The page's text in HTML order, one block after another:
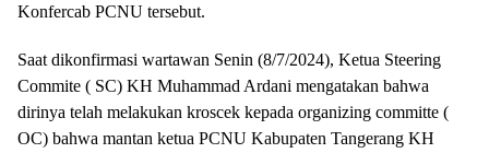
Konfercab PCNU tersebut.
Saat dikonfirmasi wartawan Senin (8/7/2024), Ketua Steering
Commite ( SC) KH Muhammad Ardani mengatakan bahwa
dirinya telah melakukan kroscek kepada organizing committe (
OC) bahwa mantan ketua PCNU Kabupaten Tangerang KH